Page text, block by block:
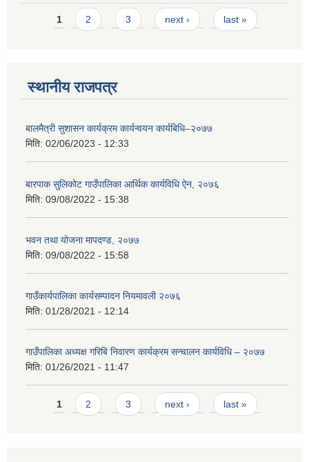
Pages
1 2 3 next › last »
स्थानीय राजपत्र
बालमैत्री सुशासन कार्यक्रम कार्यन्वयन कार्यबिधि–२०७७
मिति: 02/06/2023 - 12:33
बारपाक सुलिकोट गाउँपालिका आर्थिक कार्यविधि ऐन, २०७६
मिति: 09/08/2022 - 15:38
भवन तथा योजना मापदण्ड, २०७७
मिति: 09/08/2022 - 15:58
गाउँकार्यपालिका कार्यसम्पादन नियमावली २०७६
मिति: 01/28/2021 - 12:14
गाउँपालिका अध्यक्ष गरिबि निवारण कार्यक्रम सन्चालन कार्यविधि – २०७७
मिति: 01/26/2021 - 11:47
Pages
1 2 3 next › last »